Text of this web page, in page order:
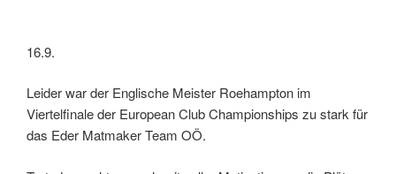
16.9.
Leider war der Englische Meister Roehampton im
Viertelfinale der European Club Championships zu stark für
das Eder Matmaker Team OÖ.